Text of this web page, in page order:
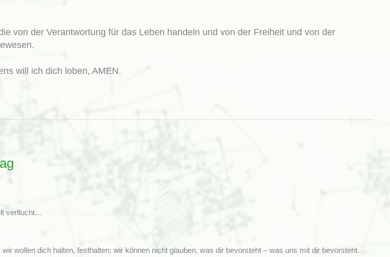
von der Verantwortung für das Leben handeln und von der Freiheit und von der
will ich dich loben, AMEN.
verflucht…
wollen dich halten, festhalten; wir können nicht glauben, was dir bevorsteht – was uns mit dir bevorsteht.